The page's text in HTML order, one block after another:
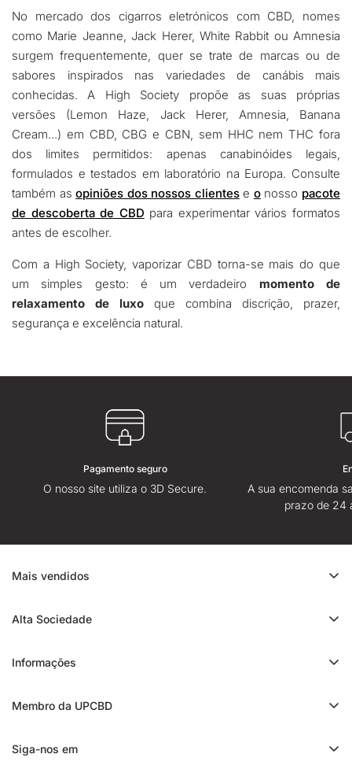
No mercado dos cigarros eletrónicos com CBD, nomes
como Marie Jeanne, Jack Herer, White Rabbit ou Amnesia
surgem frequentemente, quer se trate de marcas ou de
sabores inspirados nas variedades de canábis mais
conhecidas. A High Society propõe as suas próprias
versões (Lemon Haze, Jack Herer, Amnesia, Banana
Cream...) em CBD, CBG e CBN, sem HHC nem THC fora
dos limites permitidos: apenas canabinóides legais,
formulados e testados em laboratório na Europa. Consulte
também asopiniões dos nossos clientese onosso pacote
de descoberta de CBD para experimentar vários formatos
antes de escolher.
Com a High Society, vaporizar CBD torna-se mais do que
um simples gesto: é um verdadeiro momento de
relaxamento de luxo que combina discrição, prazer,
segurança e excelência natural.
Pagamento seguro
O nosso site utiliza o 3D Secure.
A sua encomenda
prazo de 24
Mais vendidos
Cali CBD
Trim CBD
Alta Sociedade
Avaliação da High Society
Presentes High Society
Informações
Entrega
Membro da UPCBD
Siga-nos em